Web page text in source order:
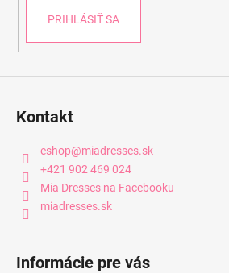
PRIHLÁSIŤ SA
Kontakt
eshop@miadresses.sk
+421 902 469 024
Mia Dresses na Facebooku
miadresses.sk
Informácie pre vás